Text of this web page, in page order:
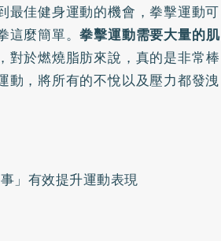
最佳健身運動的機會，拳擊運動可
這麼簡單。拳擊運動需要大量的肌
對於燃燒脂肪來說，真的是非常棒
動，將所有的不悅以及壓力都發洩
」有效提升運動表現